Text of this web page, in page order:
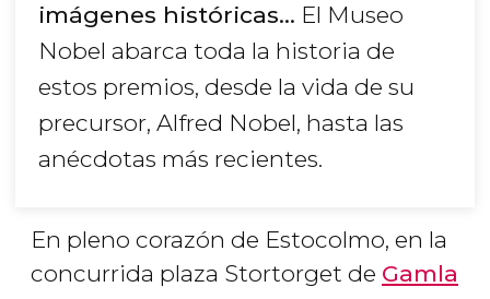
imágenes históricas… El Museo
Nobel abarca toda la historia de
estos premios, desde la vida de su
precursor, Alfred Nobel, hasta las
anécdotas más recientes.
En pleno corazón de Estocolmo, en la
concurrida plaza Stortorget de Gamla